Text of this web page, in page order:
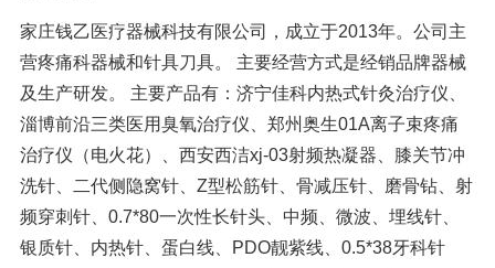
家庄钱乙医疗器械科技有限公司，成立于2013年。公司主
营疼痛科器械和针具刀具。 主要经营方式是经销品牌器械
及生产研发。 主要产品有：济宁佳科内热式针灸治疗仪、
淄博前沿三类医用臭氧治疗仪、郑州奥生01A离子束疼痛
治疗仪（电火花）、西安西洁xj-03射频热凝器、膝关节冲
洗针、二代侧隐窝针、Z型松筋针、骨减压针、磨骨钻、射
频穿刺针、0.7*80一次性长针头、中频、微波、埋线针、
银质针、内热针、蛋白线、PDO靓紫线、0.5*38牙科针